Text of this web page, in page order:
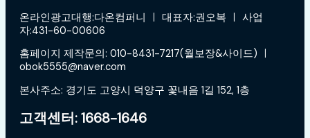
온라인광고대행:다온컴퍼니 ㅣ 대표자:권오복 ㅣ 사업
자:431-60-00606
홈페이지 제작문의: 010-8431-7217(월보장&사이드) ㅣ
obok5555@naver.com
본사주소: 경기도 고양시 덕양구 꽃내음 1길 152, 1층
고객센터: 1668-1646